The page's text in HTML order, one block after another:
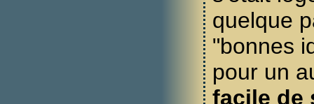
quelque
"bonnes
pour un
facile de